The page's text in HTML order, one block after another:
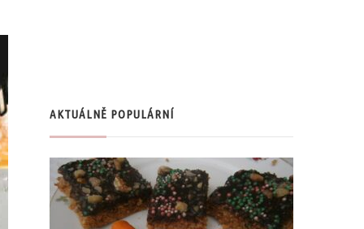
AKTUÁLNĚ POPULÁRNÍ